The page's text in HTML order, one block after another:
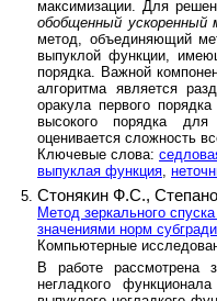
максимизации. Для
обобщенный ускоренный
метод, объединяющий
выпуклой функции,
порядка. Важной
алгоритма является
оракула первого
высокого порядка для
оценивается сложность
Ключевые слова:
выпуклая функция
Стонякин Ф.С.,
Метод зеркального
значениями норм
Компьютерные
В работе рассмотрена
негладкого